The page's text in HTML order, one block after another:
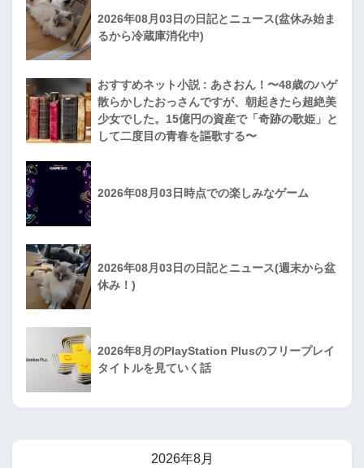
2026年08月03日の日記とニュース(盆休み始ま
るから冷蔵庫消化中)
おすすめネット小説 : あさおん！〜48歳のハゲ
散らかしたおっさんですが、朝起きたら超絶美
少女でした。15億円の資産で「奇跡の歌姫」と
して二度目の青春を謳歌する〜
2026年08月03日時点での楽しみなゲーム
2026年08月03日の日記とニュース(週末から盆
休み！)
2026年8月のPlayStation Plusのフリープレイ
タイトルを見ていく話
2026年8月